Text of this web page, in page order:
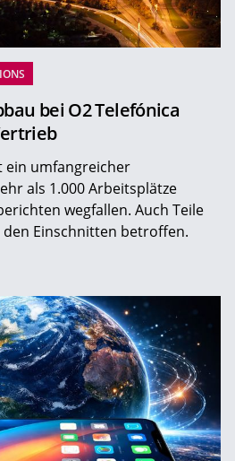
bei O2 Telefónica
ein umfangreicher
als 1.000 Arbeitsplätze
wegfallen. Auch Teile
Einschnitten betroffen.